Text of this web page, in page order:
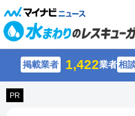
掲載業者 1,422業者相
PR